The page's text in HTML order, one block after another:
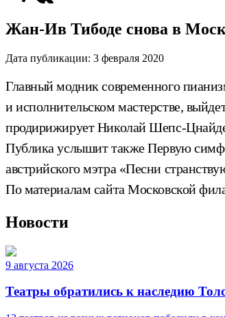
Жан-Ив Тибоде снова в
Дата публикации: 3 февраля 2020
Главный модник современного
и исполнительском мастерстве,
продирижирует Николай Шепс-
Публика услышит также Первую
австрийского мэтра «Песни
По материалам сайта Московской
Новости
9 августа 2026
Театры обратились к наследию